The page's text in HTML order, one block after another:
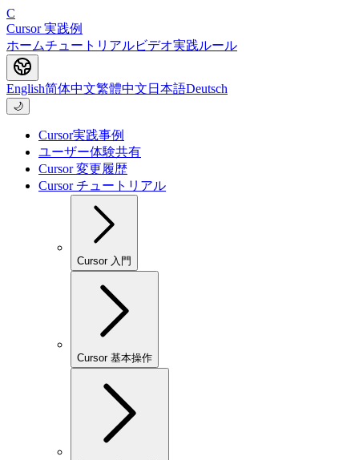
C
Cursor 実践例
ホームチュートリアルビデオ実践ルール
English简体中文繁體中文 日本語Deutsch
🌙
Cursor実践事例
ユーザー体験共有
Cursor 変更履歴
Cursor チュートリアル
Cursor 入門
Cursor 基本操作